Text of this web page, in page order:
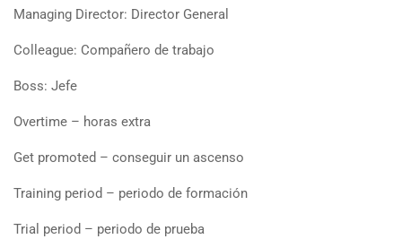
Managing Director: Director General
Colleague: Compañero de trabajo
Boss: Jefe
Overtime – horas extra
Get promoted – conseguir un ascenso
Training period – periodo de formación
Trial period – periodo de prueba